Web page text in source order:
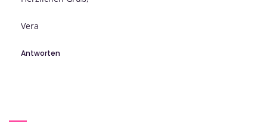
Vera
Antworten